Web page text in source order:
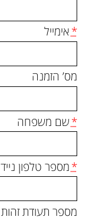
*אימייל
מס’ הזמנה
*שם משפחה
*מספר טלפון נייד
מספר תעודת זהות